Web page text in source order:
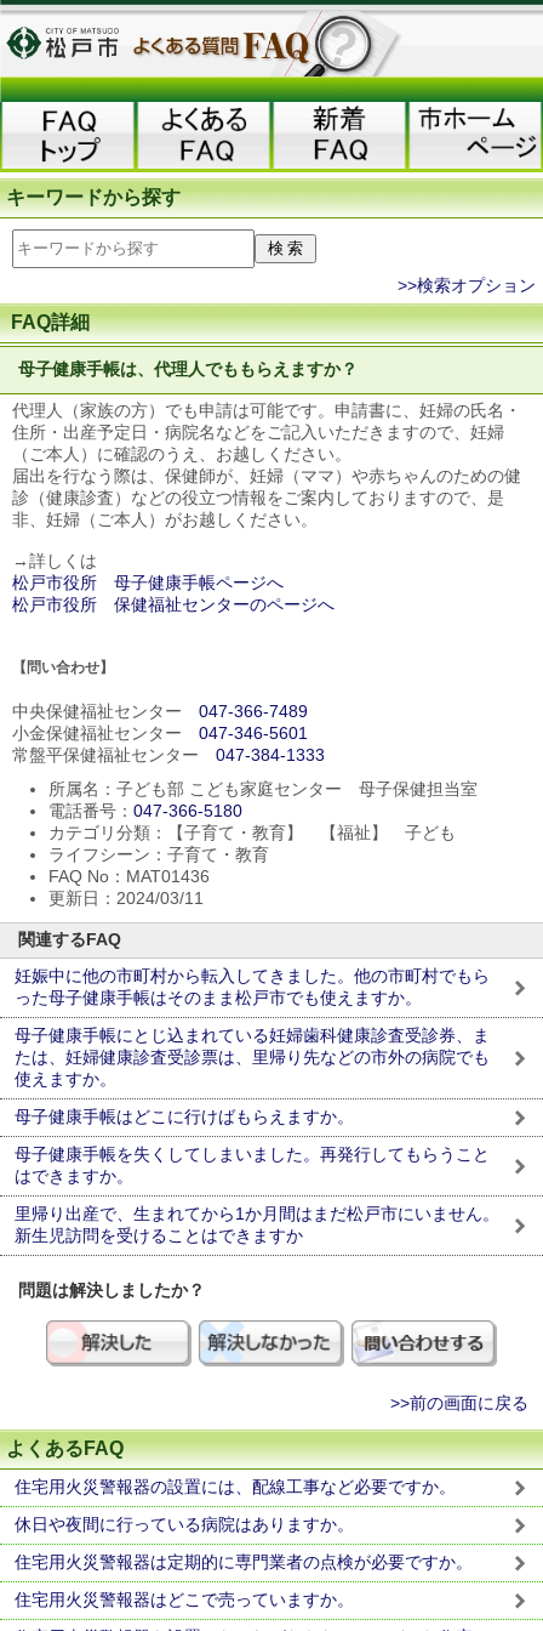
キーワードから探す
>>検索オプション
FAQ詳細
母子健康手帳は、代理人でももらえますか？
代理人（家族の方）でも申請は可能です。申請書に、妊婦の氏名・
住所・出産予定日・病院名などをご記入いただきますので、妊婦
（ご本人）に確認のうえ、お越しください。
届出を行なう際は、保健師が、妊婦（ママ）や赤ちゃんのための健
診（健康診査）などの役立つ情報をご案内しておりますので、是
非、妊婦（ご本人）がお越しください。
→詳しくは
松戸市役所 母子健康手帳ページへ
松戸市役所 保健福祉センターのページへ
【問い合わせ】
中央保健福祉センター 047-366-7489
小金保健福祉センター 047-346-5601
常盤平保健福祉センター 047-384-1333
所属名：子ども部 こども家庭センター 母子保健担当室
電話番号： 047-366-5180
カテゴリ分類：【子育て・教育】 【福祉】 子ども
ライフシーン：子育て・教育
FAQ No：MAT01436
更新日：2024/03/11
関連するFAQ
妊娠中に他の市町村から転入してきました。他の市町村でもら
った母子健康手帳はそのまま松戸市でも使えますか。
母子健康手帳にとじ込まれている妊婦歯科健康診査受診券、ま
たは、妊婦健康診査受診票は、里帰り先などの市外の病院でも
使えますか。
母子健康手帳はどこに行けばもらえますか。
母子健康手帳を失くしてしまいました。再発行してもらうこと
はできますか。
里帰り出産で、生まれてから1か月間はまだ松戸市にいません。
新生児訪問を受けることはできますか
問題は解決しましたか？
>>前の画面に戻る
よくあるFAQ
住宅用火災警報器の設置には、配線工事など必要ですか。
休日や夜間に行っている病院はありますか。
住宅用火災警報器は定期的に専門業者の点検が必要ですか。
住宅用火災警報器はどこで売っていますか。